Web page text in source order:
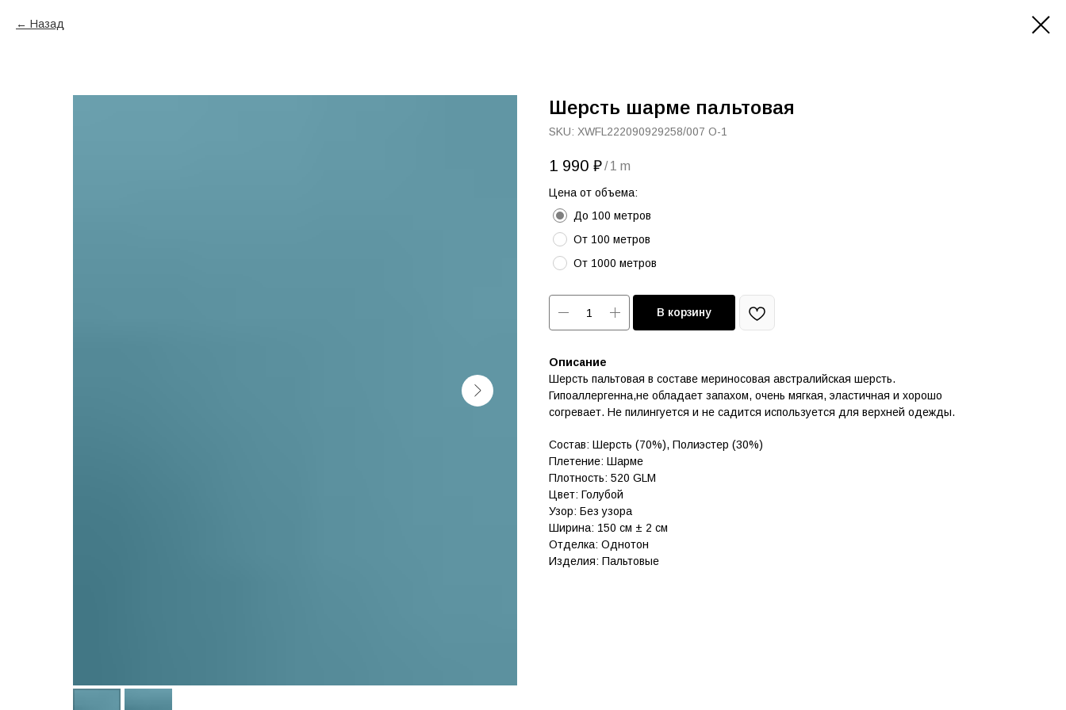
Назад
Шерсть шарме пальтовая
SKU: XWFL222090929258/007 O-1
1 990 ₽/ 1 m
Цена от объема:
До 100 метров
От 100 метров
От 1000 метров
В корзину
Описание
Шерсть пальтовая в составе мериносовая австралийская шерсть.
Гипоаллергенна,не обладает запахом, очень мягкая, эластичная и хорошо
согревает. Не пилингуется и не садится используется для верхней одежды.
Состав: Шерсть (70%), Полиэстер (30%)
Плетение: Шарме
Плотность: 520 GLM
Цвет: Голубой
Узор: Без узора
Ширина: 150 см ± 2 см
Отделка: Однотон
Изделия: Пальтовые